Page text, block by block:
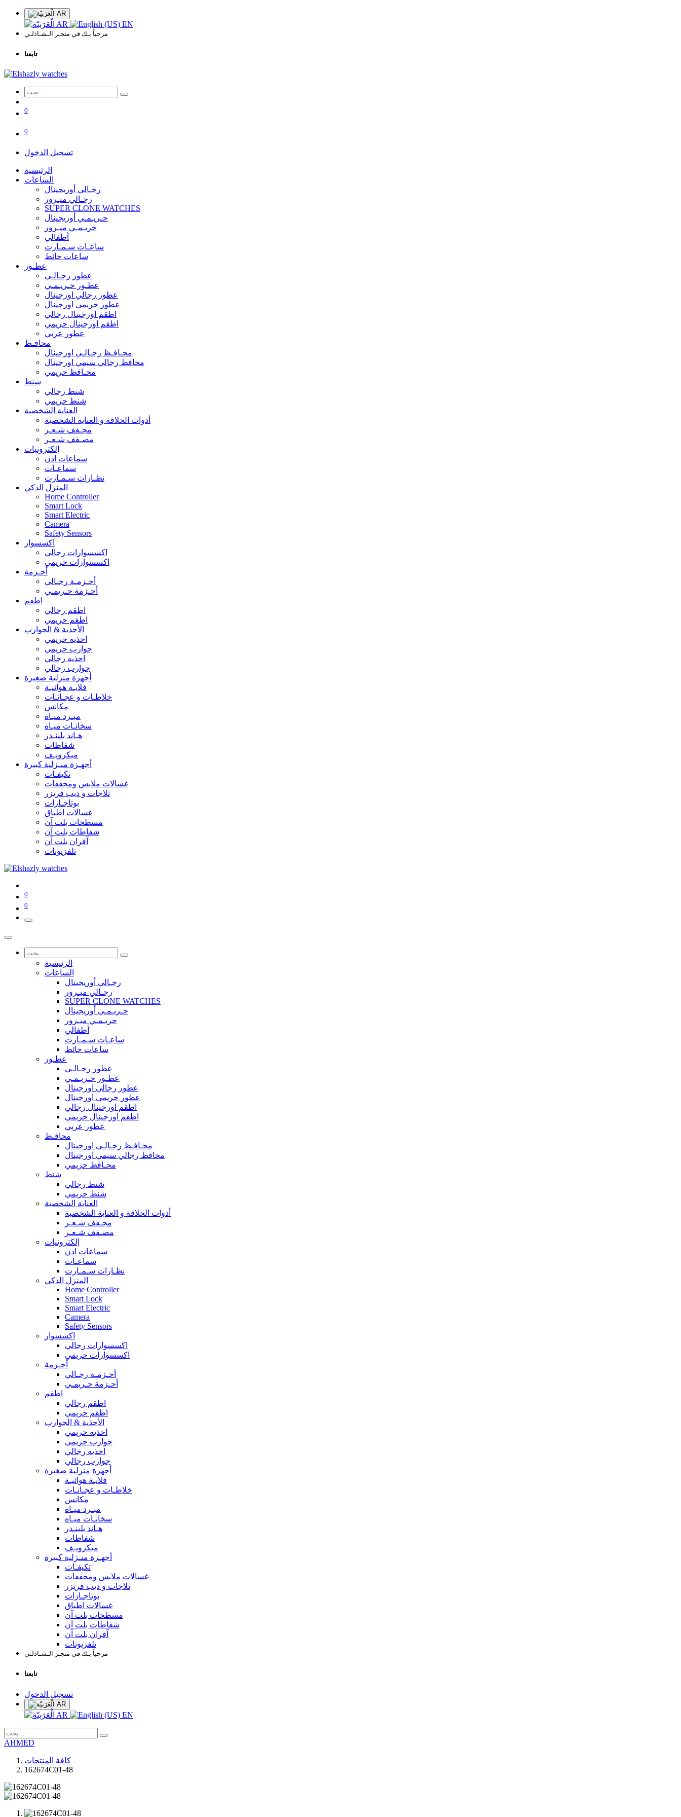
AR
AR EN
مرحباً بـك في متجـر الـشـاذلـي
تابعنا
0
0
تسجيل الدخول
الرئيسية
الساعات
رجـالي أوريجينال
رجـالي ميـرور
SUPER CLONE WATCHES
حـريـمـي أوريجينال
حريـمـي ميـرور
أطفالي
ساعـات سـمـارت
ساعات حائط
عطـور
عطور رجـالـي
عطـور حـريـمـي
عطور رجالي اورجينال
عطور حريمي اورجينال
اطقم اورجينال رجالي
اطقم اورجينال حريمي
عطور عربي
محافـظ
محـافـظ رجـالـي اورجينال
محافظ رجالي سيمي اورجينال
محـافظ حريمي
شنط
شنط رجالي
شنط حريمي
العناية الشخصية
أدوات الحلاقة و العناية الشخصية
مجـفف شـعـر
مصـفف شـعـر
إلكترونيات
سماعات اذن
سماعـات
نظـارات سـمـارت
المنزل الذكي
Home Controller
Smart Lock
Smart Electric
Camera
Safety Sensors
اكسسوار
اكسسوارات رجالي
اكسسوارات حريمي
أحـزمة
أحـزمـة رجـالي
أحـزمة حـريمـي
اطقم
اطقم رجالي
اطقم حريمي
الأحذية & الجوارب
احذيه حريمي
جوارب حريمي
احذيه رجالي
جوارب رجالي
أجهزة منزلية صغيرة
قلايـة هوائيـة
خلاطـات و عجـانـات
مكانس
مبـرد ميـاه
سخانـات ميـاه
هـاند بلينـدر
شفاطات
ميكرويـف
أجهـزة منـزلية كبيرة
تكيفـات
غسالات ملابس ومجففات
ثلاجات و ديب فريزر
بوتاجـازات
غسالات اطباق
مسطحات بلت آن
شفاطات بلت آن
آفران بلت آن
تلفزيونات
0
0
الرئيسية
الساعات
رجـالي أوريجينال
رجـالي ميـرور
SUPER CLONE WATCHES
حـريـمـي أوريجينال
حريـمـي ميـرور
أطفالي
ساعـات سـمـارت
ساعات حائط
عطـور
عطور رجـالـي
عطـور حـريـمـي
عطور رجالي اورجينال
عطور حريمي اورجينال
اطقم اورجينال رجالي
اطقم اورجينال حريمي
عطور عربي
محافـظ
محـافـظ رجـالـي اورجينال
محافظ رجالي سيمي اورجينال
محـافظ حريمي
شنط
شنط رجالي
شنط حريمي
العناية الشخصية
أدوات الحلاقة و العناية الشخصية
مجـفف شـعـر
مصـفف شـعـر
إلكترونيات
سماعات اذن
سماعـات
نظـارات سـمـارت
المنزل الذكي
Home Controller
Smart Lock
Smart Electric
Camera
Safety Sensors
اكسسوار
اكسسوارات رجالي
اكسسوارات حريمي
أحـزمة
أحـزمـة رجـالي
أحـزمة حـريمـي
اطقم
اطقم رجالي
اطقم حريمي
الأحذية & الجوارب
احذيه حريمي
جوارب حريمي
احذيه رجالي
جوارب رجالي
أجهزة منزلية صغيرة
قلايـة هوائيـة
خلاطـات و عجـانـات
مكانس
مبـرد ميـاه
سخانـات ميـاه
هـاند بلينـدر
شفاطات
ميكرويـف
أجهـزة منـزلية كبيرة
تكيفـات
غسالات ملابس ومجففات
ثلاجات و ديب فريزر
بوتاجـازات
غسالات اطباق
مسطحات بلت آن
شفاطات بلت آن
آفران بلت آن
تلفزيونات
مرحباً بـك في متجـر الـشـاذلـي
تابعنا
تسجيل الدخول
AR
AR EN
AHMED
كافة المنتجات
162674C01-48